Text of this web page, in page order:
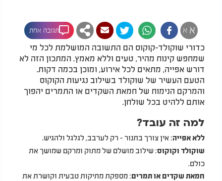
א א תגובה אחת
כדורי שוקולד-קוקוס הם התשובה המושלמת לכל מי
שמחפש קינוח מהיר, טעים וללא מאמץ. המתכון הזה לא
דורש אפייה, מתאים לכל אירוע, ומוכן בכמה דקות.
הטעם העשיר של שוקולד בשילוב נגיעות הקוקוס
והמרקם הנימוח של חמאת השקדים או התמרים יהפוך
אותם ללהיט בכל שולחן.
למה זה עובד?
ללא אפייה: אין צורך בתנור - רק לערבב, לגלגל ולהגיש.
שוקולד וקוקוס: שילוב מושלם של מתוק ומרקם שמושך את
כולם.
חמאת שקדים או תמרים: מספקת מתיקות טבעית וקושרת את